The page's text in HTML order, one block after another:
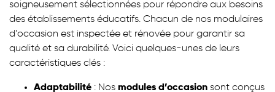
soigneusement sélectionnées pour répondre aux besoins
des établissements éducatifs. Chacun de nos modulaires
d’occasion est inspectée et rénovée pour garantir sa
qualité et sa durabilité. Voici quelques-unes de leurs
caractéristiques clés :
Adaptabilité : Nos modules d’occasion sont conçus